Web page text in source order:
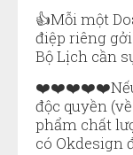
👍Mỗi một
điệp riêng
Bộ Lịch cần
❤️❤️❤️❤️❤️Nếu
độc quyền
phẩm chất
có Okdesign